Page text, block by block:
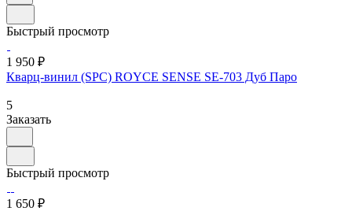
Быстрый просмотр
1 950 ₽
Кварц-винил (SPC) ROYCE SENSE SE-703 Дуб Паро
5
Заказать
Быстрый просмотр
1 650 ₽